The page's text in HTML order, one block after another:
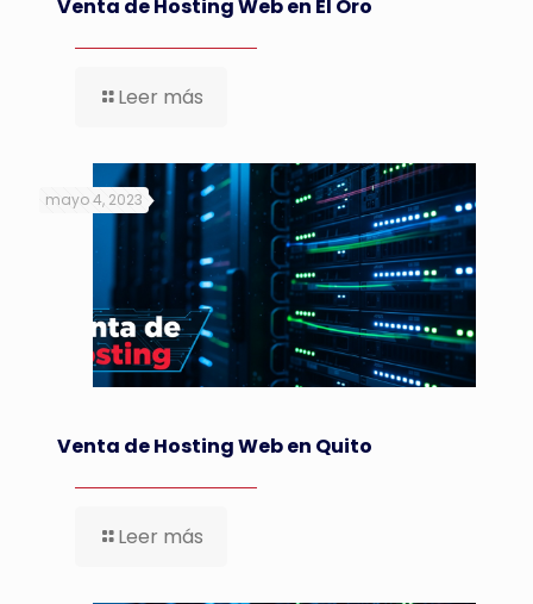
Venta de Hosting Web en El Oro
Leer más
mayo 4, 2023
Venta de Hosting Web en Quito
Leer más